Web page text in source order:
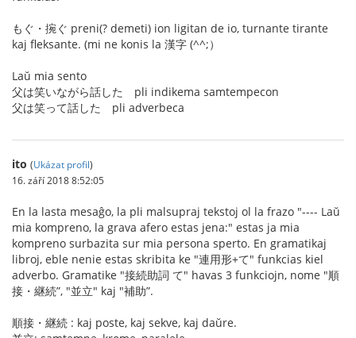
もぐ・捥ぐ preni(? demeti) ion ligitan de io, turnante tirante
kaj fleksante. (mi ne konis la 漢字 (^^;）
Laŭ mia sento
父は笑いながら話した pli indikema samtempecon
父は笑って話した pli adverbeca
ito (Ukázat profil)
16. září 2018 8:52:05
En la lasta mesaĝo, la pli malsupraj tekstoj ol la frazo "---- Laŭ
mia kompreno, la grava afero estas jena:" estas ja mia
kompreno surbazita sur mia persona sperto. En gramatikaj
libroj, eble nenie estas skribita ke "連用形+て" funkcias kiel
adverbo. Gramatike "接続助詞 て" havas 3 funkciojn, nome "順
接・継続”, "並立" kaj "補助”.
順接・継続 : kaj poste, kaj sekve, kaj daŭre.